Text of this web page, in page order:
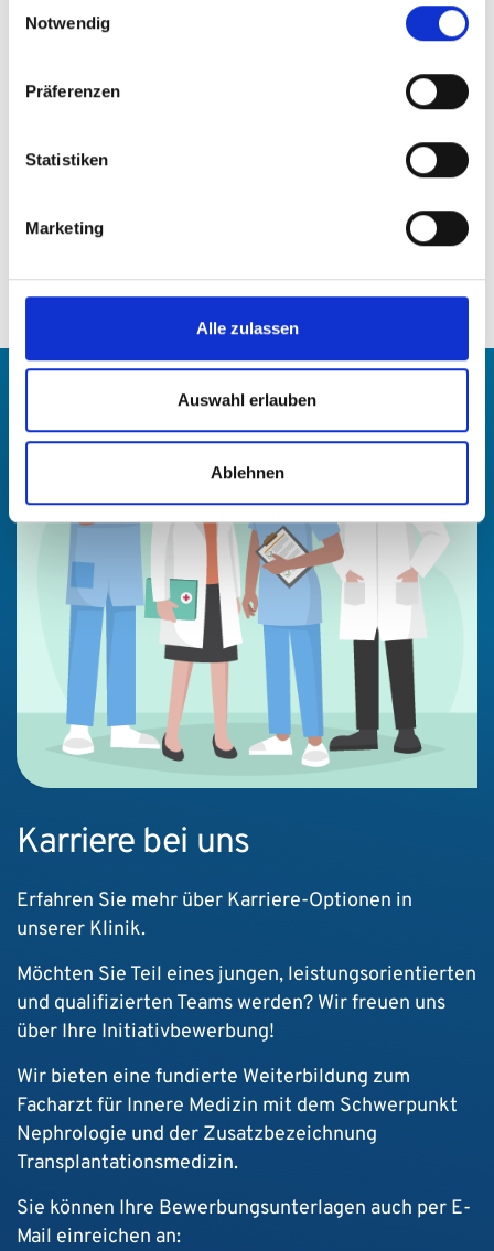
Notwendig
Präferenzen
Statistiken
Marketing
Alle zulassen
Auswahl erlauben
Ablehnen
Renale Medizin
IMED FIT
Karriere bei uns
Erfahren Sie mehr über Karriere-Optionen in
unserer Klinik.
Möchten Sie Teil eines jungen, leistungsorientierten
und qualifizierten Teams werden? Wir freuen uns
über Ihre Initiativbewerbung!
Wir bieten eine fundierte Weiterbildung zum
Facharzt für Innere Medizin mit dem Schwerpunkt
Nephrologie und der Zusatzbezeichnung
Transplantationsmedizin.
Sie können Ihre Bewerbungsunterlagen auch per E-
Mail einreichen an: